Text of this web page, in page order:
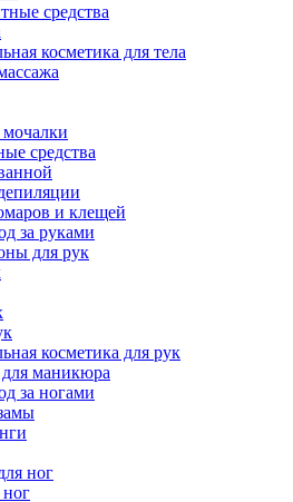
средства
косметика для тела
средства
и клещей
за руками
для рук
косметика для рук
маникюра
за ногами
ног